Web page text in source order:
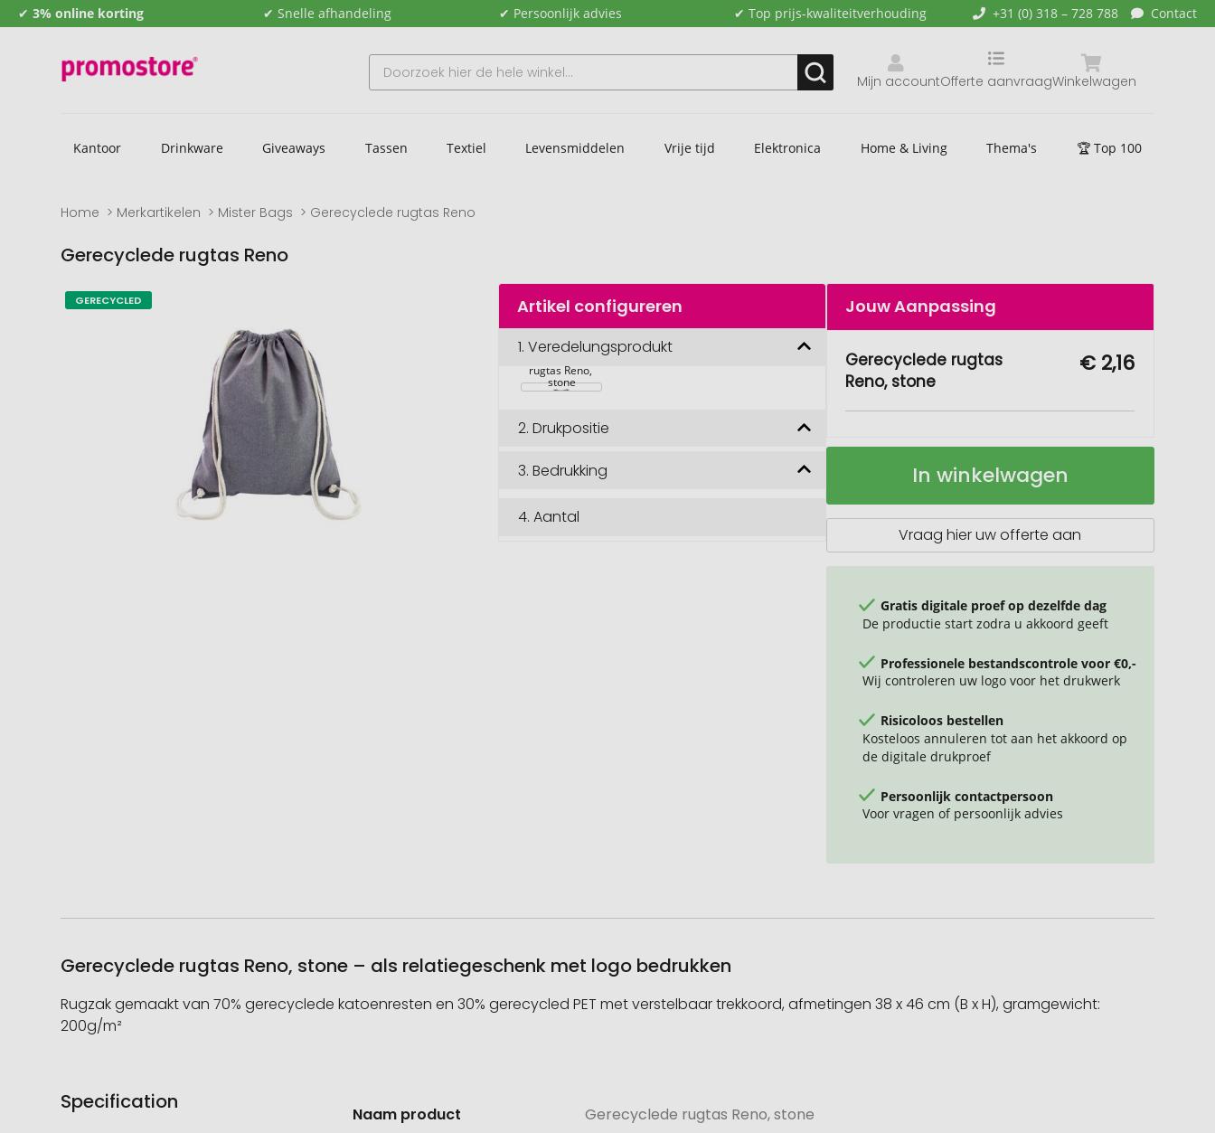
✔ 3% online korting ✔ Snelle afhandeling ✔ Persoonlijk advies ✔ Top prijs-kwaliteitverhouding +31 (0) 318 – 728 788 Contact
Mijn account Winkelwagen
Offerte aanvraag
Kantoor Drinkware Giveaways Tassen Textiel Levensmiddelen Vrije tijd Elektronica Home & Living Thema's 🏆 Top 100
Home Merkartikelen Mister Bags Gerecyclede rugtas Reno
Gerecyclede rugtas Reno
Naar
het
Naar
het
GERECYCLED Artikel configureren
1.Veredelungsprodukt
rugtas Reno,
stone
2.Drukpositie
3.Bedrukking
4.Aantal
Jouw Aanpassing
Gerecyclede rugtas
Reno, stone
€ 2,16
Gerecyclede
Op
In winkelwagen
Vraag hier uw offerte aan
Gratis digitale proef op dezelfde dag
De productie start zodra u akkoord geeft
Professionele bestandscontrole voor €0,-
Wij controleren uw logo voor het drukwerk
Risicoloos bestellen
Kosteloos annuleren tot aan het akkoord op
de digitale drukproef
Persoonlijk contactpersoon
Voor vragen of persoonlijk advies
Gerecyclede rugtas Reno, stone – als relatiegeschenk met logo bedrukken
Rugzak gemaakt van 70% gerecyclede katoenresten en 30% gerecycled PET met verstelbaar trekkoord, afmetingen 38 x 46 cm (B x H), gramgewicht:
200g/m²
Specification
informatie
Naam product Gerecyclede rugtas Reno, stone